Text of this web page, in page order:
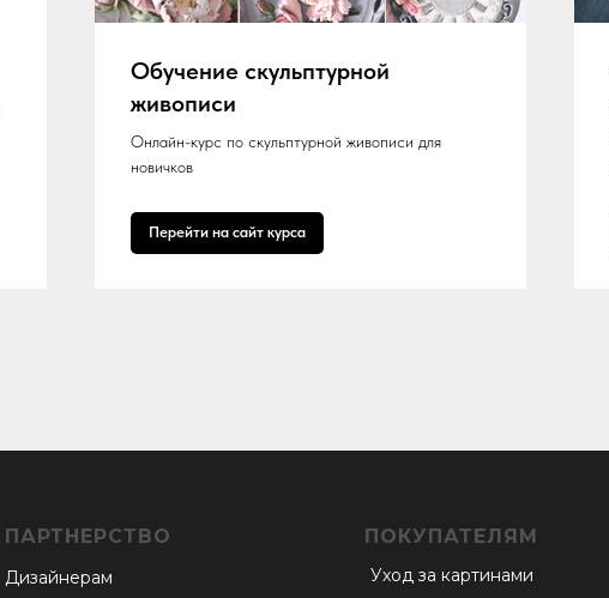
Обучение скульптурной
живописи
Онлайн-курс по скульптурной живописи для
новичков
Перейти на сайт курса
ПАРТНЕРСТВО
Дизайнерам
ПОКУПАТЕЛЯМ
Уход за картинами